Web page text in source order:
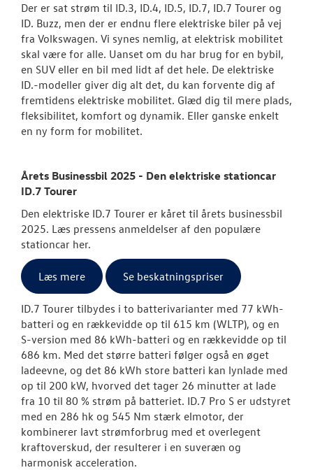
Der er sat strøm til ID.3, ID.4, ID.5, ID.7, ID.7 Tourer og
ID. Buzz, men der er endnu flere elektriske biler på vej
fra Volkswagen. Vi synes nemlig, at elektrisk mobilitet
skal være for alle. Uanset om du har brug for en bybil,
en SUV eller en bil med lidt af det hele. De elektriske
ID.-modeller giver dig alt det, du kan forvente dig af
fremtidens elektriske mobilitet. Glæd dig til mere plads,
fleksibilitet, komfort og dynamik. Eller ganske enkelt
en ny form for mobilitet.
Årets Businessbil 2025 - Den elektriske stationcar
ID.7 Tourer
Den elektriske ID.7 Tourer er kåret til årets businessbil
2025. Læs pressens anmeldelser af den populære
stationcar her.
Læs mere Se beskatningspriser
ID.7 Tourer tilbydes i to batterivarianter med 77 kWh-
batteri og en rækkevidde op til 615 km (WLTP), og en
S-version med 86 kWh-batteri og en rækkevidde op til
686 km. Med det større batteri følger også en øget
ladeevne, og det 86 kWh store batteri kan lynlade med
op til 200 kW, hvorved det tager 26 minutter at lade
fra 10 til 80 % strøm på batteriet. ID.7 Pro S er udstyret
med en 286 hk og 545 Nm stærk elmotor, der
kombinerer lavt strømforbrug med et overlegent
kraftoverskud, der resulterer i en suveræn og
harmonisk acceleration.